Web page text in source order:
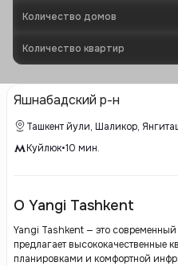
Количество домов
Количество квартир
Яшнабадский р-н
Ташкент йули, Шаликор,
Куйлюк•10 мин.
О Yangi Tashkent
Yangi Tashkent — это
предлагает высококачественные
планировками и комфортной